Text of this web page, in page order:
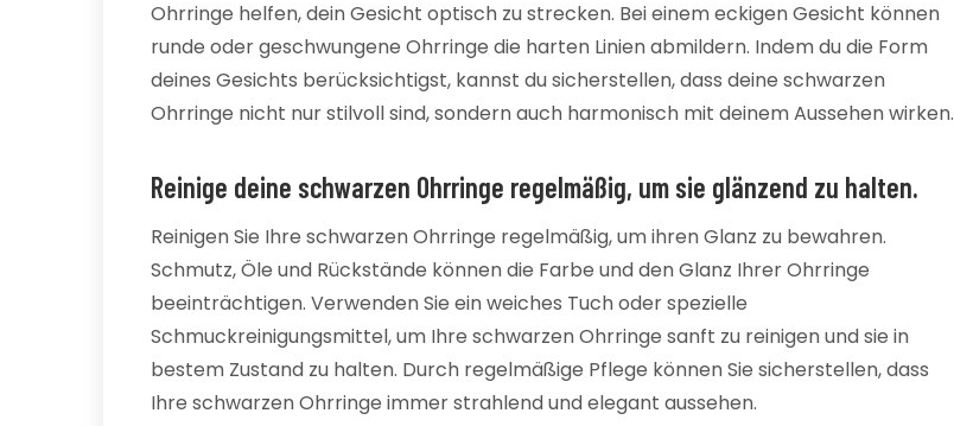
Ohrringe helfen, dein Gesicht optisch zu strecken. Bei einem eckigen Gesicht können
runde oder geschwungene Ohrringe die harten Linien abmildern. Indem du die Form
deines Gesichts berücksichtigst, kannst du sicherstellen, dass deine schwarzen
Ohrringe nicht nur stilvoll sind, sondern auch harmonisch mit deinem Aussehen wirken.
Reinige deine schwarzen Ohrringe regelmäßig, um sie glänzend zu halten.
Reinigen Sie Ihre schwarzen Ohrringe regelmäßig, um ihren Glanz zu bewahren.
Schmutz, Öle und Rückstände können die Farbe und den Glanz Ihrer Ohrringe
beeinträchtigen. Verwenden Sie ein weiches Tuch oder spezielle
Schmuckreinigungsmittel, um Ihre schwarzen Ohrringe sanft zu reinigen und sie in
bestem Zustand zu halten. Durch regelmäßige Pflege können Sie sicherstellen, dass
Ihre schwarzen Ohrringe immer strahlend und elegant aussehen.